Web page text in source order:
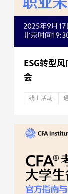
ESG转型
会
线上活动